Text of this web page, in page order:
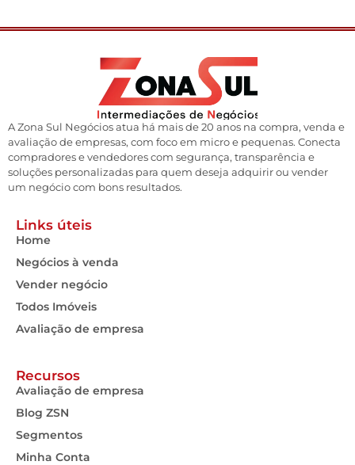
A Zona Sul Negócios atua há mais de 20 anos na compra, venda e
avaliação de empresas, com foco em micro e pequenas. Conecta
compradores e vendedores com segurança, transparência e
soluções personalizadas para quem deseja adquirir ou vender
um negócio com bons resultados.
Links úteis
Home
Negócios à venda
Vender negócio
Todos Imóveis
Avaliação de empresa
Recursos
Avaliação de empresa
Blog ZSN
Segmentos
Minha Conta